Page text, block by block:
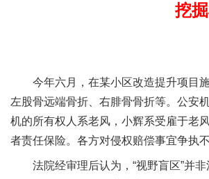
挖
今年六月，在某小区改造提升项目施
左股骨远端骨折、右腓骨骨折等。公安
机的所有权人系老风，小辉系受雇于老
者责任保险。各方对侵权赔偿事宜争执
法院经审理后认为，“视野盲区”并非